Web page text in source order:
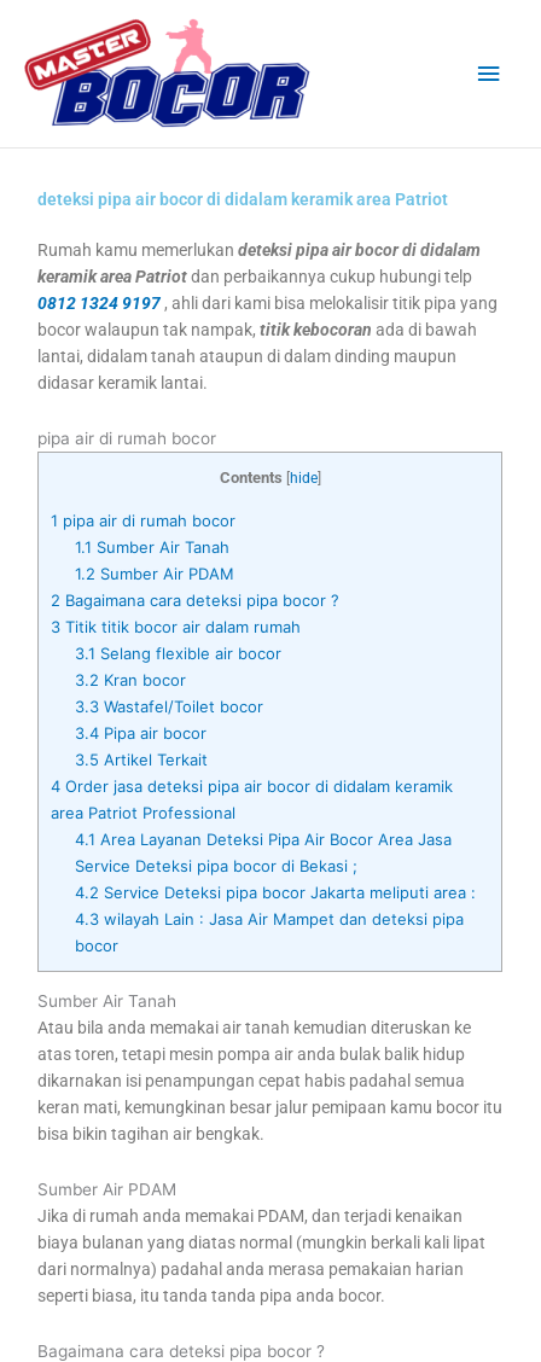
content
deteksi pipa air bocor di didalam keramik area Patriot
Rumah kamu memerlukan deteksi pipa air bocor di didalam
keramik area Patriotdan perbaikannya cukup hubungi telp
0812 1324 9197 , ahli dari kami bisa melokalisir titik pipa yang
bocor walaupun tak nampak,titik kebocoran ada di bawah
lantai, didalam tanah ataupun di dalam dinding maupun
didasar keramik lantai.
pipa air di rumah bocor
Contents [hide]
1 pipa air di rumah bocor
1.1 Sumber Air Tanah
1.2 Sumber Air PDAM
2 Bagaimana cara deteksi pipa bocor ?
3 Titik titik bocor air dalam rumah
3.1 Selang flexible air bocor
3.2 Kran bocor
3.3Wastafel/Toilet bocor
3.4Pipa air bocor
3.5 Artikel Terkait
4 Order jasa deteksi pipa air bocor di didalam keramik
area Patriot Professional
4.1 Area Layanan Deteksi Pipa Air Bocor Area Jasa
Service Deteksi pipa bocor di Bekasi ;
4.2 Service Deteksi pipa bocor Jakarta meliputi area :
4.3wilayah Lain : Jasa Air Mampet dan deteksi pipa
bocor
Sumber Air Tanah
Atau bila anda memakai air tanah kemudian diteruskan ke
atas toren, tetapi mesin pompa air anda bulak balik hidup
dikarnakan isi penampungan cepat habis padahal semua
keran mati, kemungkinan besar jalur pemipaan kamu bocor itu
bisa bikin tagihan air bengkak.
Sumber Air PDAM
Jika di rumah anda memakai PDAM, dan terjadi kenaikan
biaya bulanan yang diatas normal (mungkin berkali kali lipat
dari normalnya) padahal anda merasa pemakaian harian
seperti biasa, itu tanda tanda pipa anda bocor.
Bagaimana cara deteksi pipa bocor ?